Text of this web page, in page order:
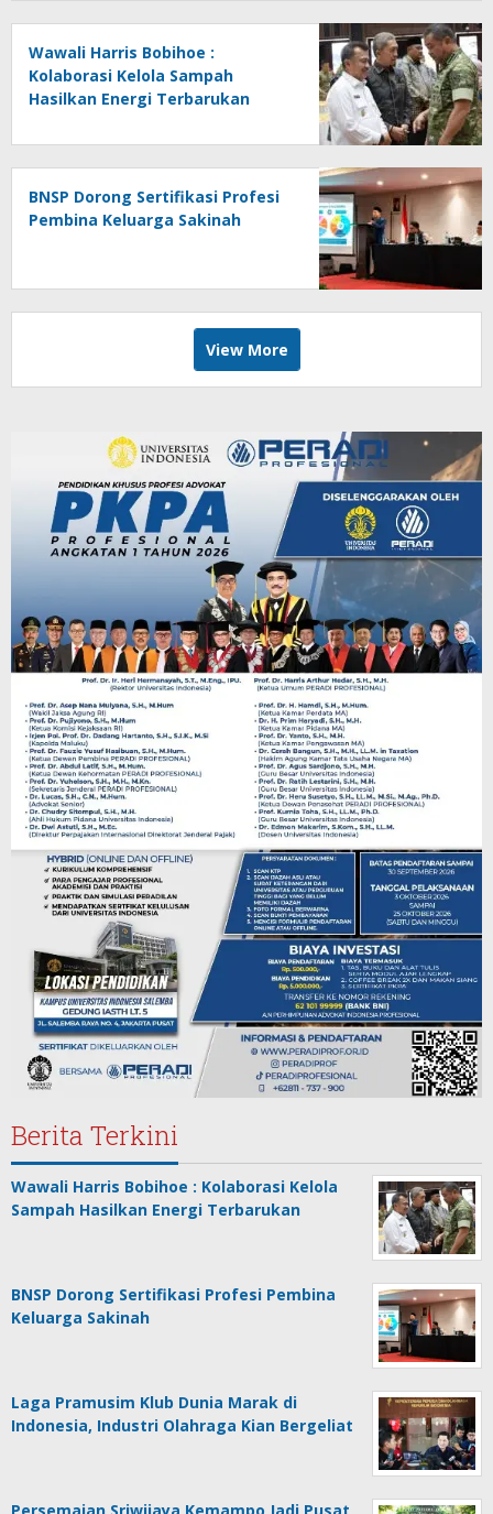
Wawali Harris Bobihoe :
Kolaborasi Kelola Sampah
Hasilkan Energi Terbarukan
BNSP Dorong Sertifikasi Profesi
Pembina Keluarga Sakinah
View More
Berita Terkini
Wawali Harris Bobihoe : Kolaborasi Kelola
Sampah Hasilkan Energi Terbarukan
BNSP Dorong Sertifikasi Profesi Pembina
Keluarga Sakinah
Laga Pramusim Klub Dunia Marak di
Indonesia, Industri Olahraga Kian Bergeliat